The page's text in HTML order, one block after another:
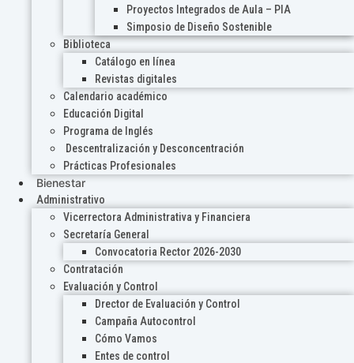
Proyectos Integrados de Aula – PIA
Simposio de Diseño Sostenible
Biblioteca
Catálogo en línea
Revistas digitales
Calendario académico
Educación Digital
Programa de Inglés
Descentralización y Desconcentración
Prácticas Profesionales
Bienestar
Administrativo
Vicerrectora Administrativa y Financiera
Secretaría General
Convocatoria Rector 2026-2030
Contratación
Evaluación y Control
Drector de Evaluación y Control
Campaña Autocontrol
Cómo Vamos
Entes de control